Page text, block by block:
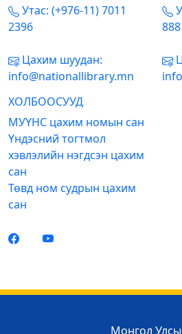
Утас: (+976-11) 7011
2396
Цахим шуудан:
info@nationallibrary.mn
ХОЛБООСУУД
МУҮНС цахим номын сан
Үндэсний тогтмол
хэвлэлийн нэгдсэн цахим
сан
Төвд ном судрын цахим
сан
Монгол